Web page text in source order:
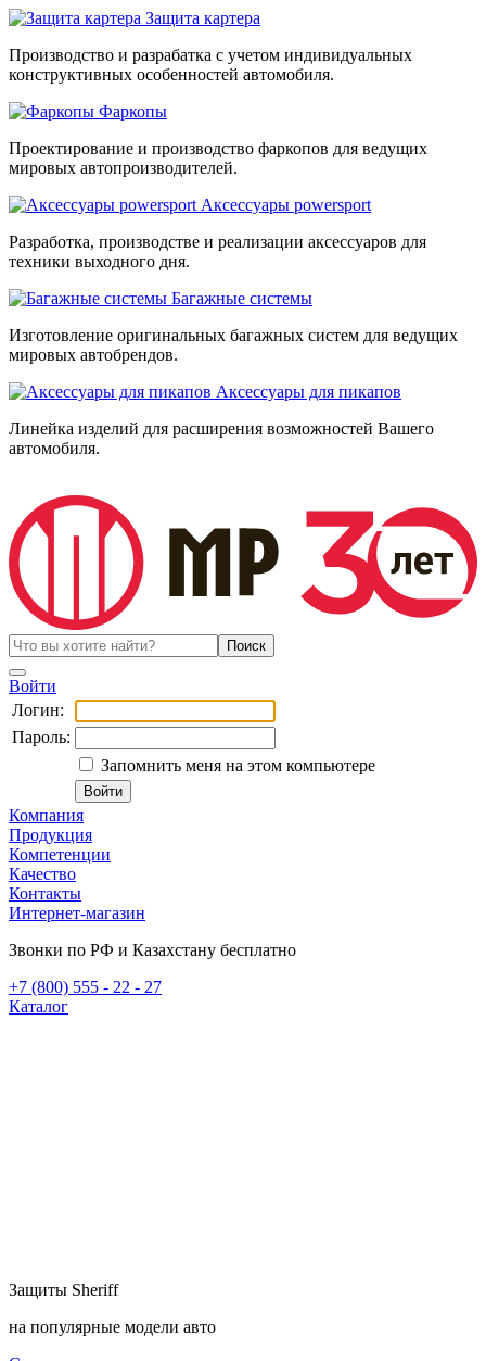
Защита картера
Производство и разрабатка с учетом индивидуальных
конструктивных особенностей автомобиля.
Фаркопы
Проектирование и производство фаркопов для ведущих
мировых автопроизводителей.
Аксессуары powersport
Разработка, производстве и реализации аксессуаров для
техники выходного дня.
Багажные системы
Изготовление оригинальных багажных систем для ведущих
мировых автобрендов.
Аксессуары для пикапов
Линейка изделий для расширения возможностей Вашего
автомобиля.
Войти
Логин:
Пароль:
Запомнить меня на этом компьютере
Компания
Продукция
Компетенции
Качество
Контакты
Интернет-магазин
Звонки по РФ и Казахстану бесплатно
+7 (800) 555 - 22 - 27
Каталог
Защиты Sheriff
на популярные модели авто